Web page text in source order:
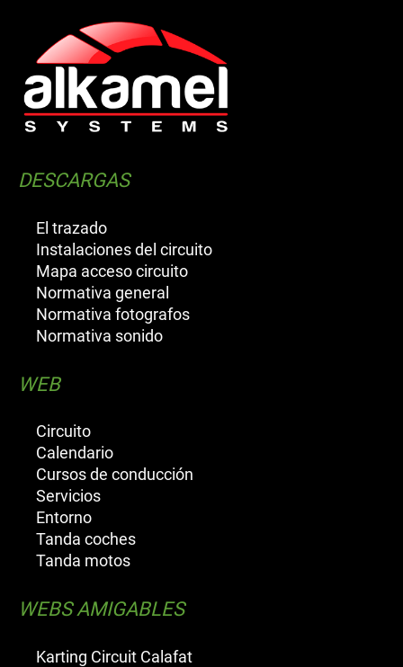
DESCARGAS
El trazado
Instalaciones del circuito
Mapa acceso circuito
Normativa general
Normativa fotografos
Normativa sonido
WEB
Circuito
Calendario
Cursos de conducción
Servicios
Entorno
Tanda coches
Tanda motos
WEBS AMIGABLES
Karting Circuit Calafat